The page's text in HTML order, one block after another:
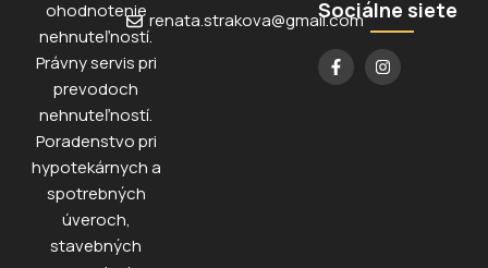
ohodnotenie
nehnuteľností.
Právny servis pri
prevodoch
nehnuteľností.
Poradenstvo pri
hypotekárnych a
spotrebných
úveroch,
stavebných
renata.strakova@gmail.comSociálne siete